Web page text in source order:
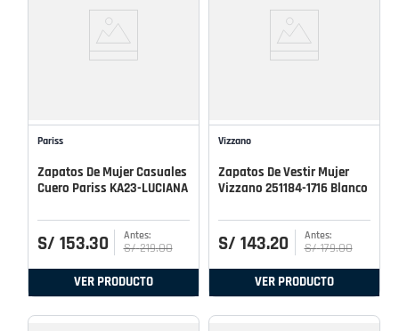
Pariss
Zapatos De Mujer Casuales
Cuero Pariss KA23-LUCIANA
S/ 153.30 S/ 219.00
VER PRODUCTO
Vizzano
Zapatos De Vestir Mujer
Vizzano 251184-1716 Blanco
S/ 143.20 S/ 179.00
VER PRODUCTO